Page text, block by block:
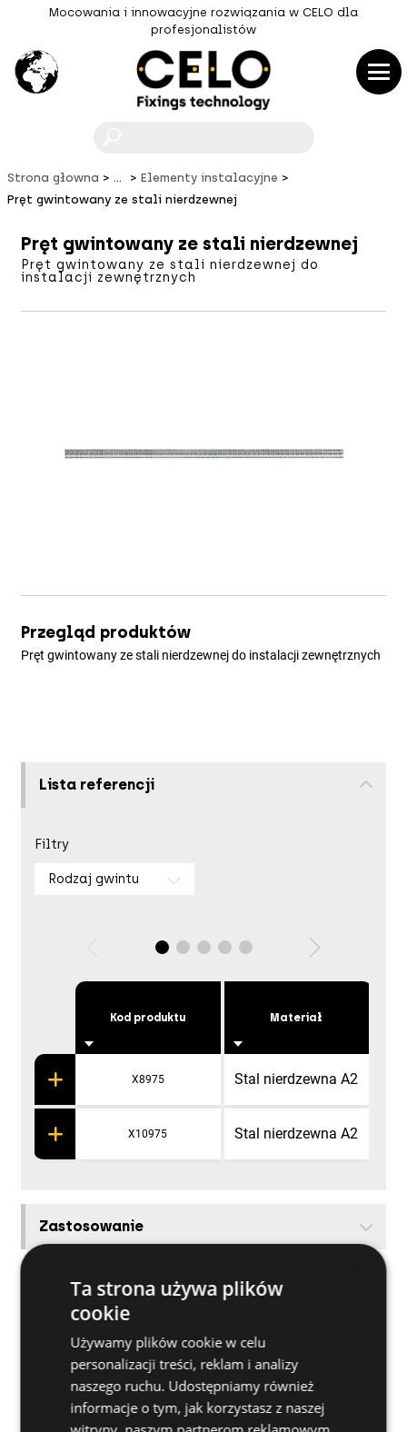
Mocowania i innowacyjne rozwiązania w CELO dla
profesjonalistów
Strona głowna ...
Elementy instalacyjne
Pręt gwintowany ze stali nierdzewnej
Pręt gwintowany ze stali nierdzewnej
Pręt gwintowany ze stali nierdzewnej do
instalacji zewnętrznych
Przegląd produktów
Pręt gwintowany ze stali nierdzewnej do instalacji zewnętrznych
Lista referencji
Filtry
Rodzaj gwintu
Kod produktu
X8975
X10975
Materiał
Stal nierdzewna A2
Stal nierdzewna A2
Zastosowanie
Dalsze specyfikacje
Ta strona używa plików
cookie
Używamy plików cookie w celu
personalizacji treści, reklam i analizy
naszego ruchu. Udostępniamy również
informacje o tym, jak korzystasz z naszej